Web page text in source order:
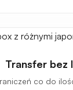
Transfer bez
co do